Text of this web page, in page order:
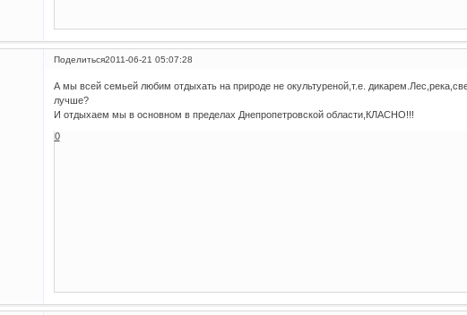
Поделиться2011-06-21 05:07:28
А мы всей семьей любим отдыхать на природе не окультуреной,т.е.
лучше?
И отдыхаем мы в основном в пределах Днепропетровской области,КЛАСНО!!!
0